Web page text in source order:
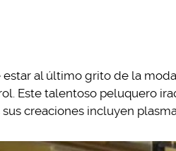
estar al último grito de la
Este talentoso peluquero
sus creaciones incluyen